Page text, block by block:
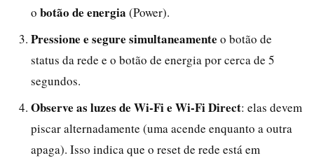
o botão de energia (Power).
Pressione e segure simultaneamente o botão de
status da rede e o botão de energia por cerca de 5
segundos.
Observe as luzes de Wi‑Fi e Wi‑Fi Direct: elas devem
piscar alternadamente (uma acende enquanto a outra
apaga). Isso indica que o reset de rede está em